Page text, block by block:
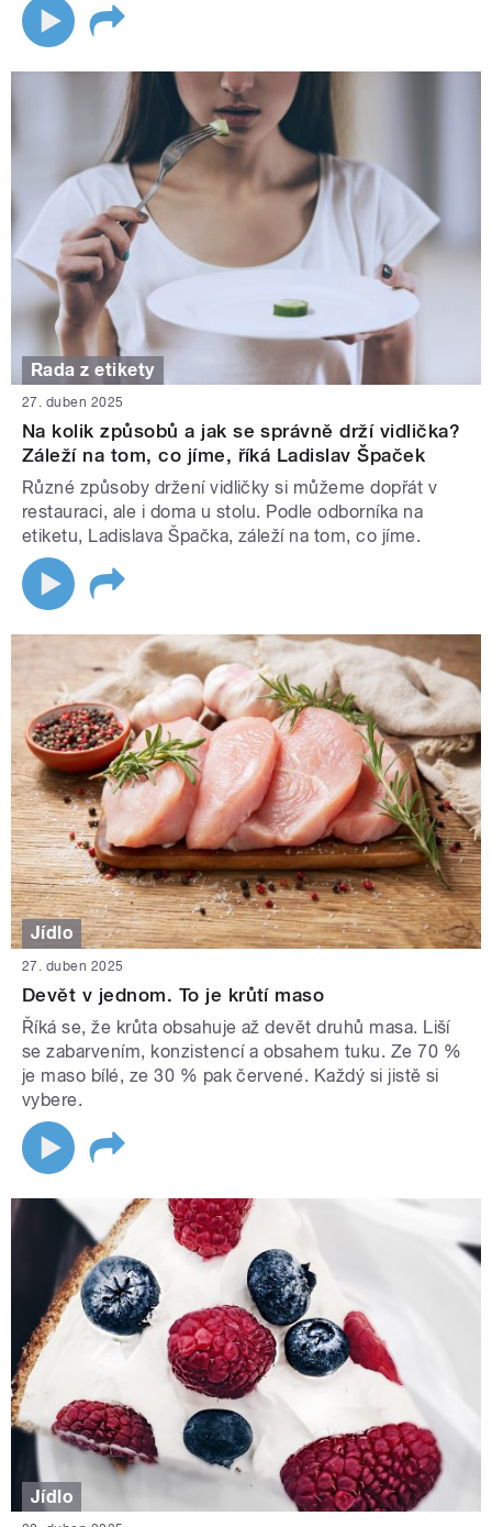
Rada z etikety
27. duben 2025
Na kolik způsobů a jak se správně drží vidlička?
Záleží na tom, co jíme, říká Ladislav Špaček
Různé způsoby držení vidličky si můžeme dopřát v
restauraci, ale i doma u stolu. Podle odborníka na
etiketu, Ladislava Špačka, záleží na tom, co jíme.
Jídlo
27. duben 2025
Devět v jednom. To je krůtí maso
Říká se, že krůta obsahuje až devět druhů masa. Liší
se zabarvením, konzistencí a obsahem tuku. Ze 70 %
je maso bílé, ze 30 % pak červené. Každý si jistě si
vybere.
Jídlo